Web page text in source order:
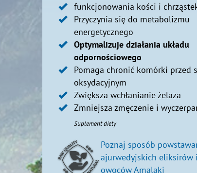
funkcjonowania kości i
Przyczynia się do metabolizmu
energetycznego
Optymalizuje działania układu
odpornościowego
Pomaga chronić komórki przed
oksydacyjnym
Zwiększa wchłanianie żelaza
Zmniejsza zmęczenie i
Suplement diety
Poznaj sposób
ajurwedyjskich eliksirów
owoców Amalaki